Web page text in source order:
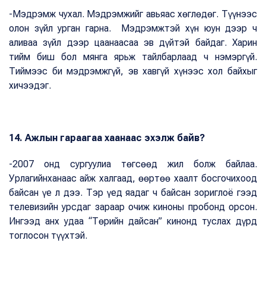
-Мэдрэмж чухал. Мэдрэмжийг авьяас хөглөдөг. Түүнээс
олон зүйл урган гарна. Мэдрэмжтэй хүн юун дээр ч
аливаа зүйл дээр цаанаасаа эв дүйтэй байдаг. Харин
тийм биш бол мянга ярьж тайлбарлаад ч нэмэргүй.
Тиймээс би мэдрэмжгүй, эв хавгүй хүнээс хол байхыг
хичээдэг.
14. Ажлын гараагаа хаанаас эхэлж байв?
-2007 онд сургуулиа төгсөөд жил болж байлаа.
Урлагийнханаас айж халгаад, өөртөө хаалт босгочихоод
байсан үе л дээ. Тэр үед яадаг ч байсан зориглоё гээд
телевизийн урсдаг зараар очиж киноны пробонд орсон.
Ингээд анх удаа “Төрийн дайсан” кинонд туслах дүрд
тоглосон түүхтэй.